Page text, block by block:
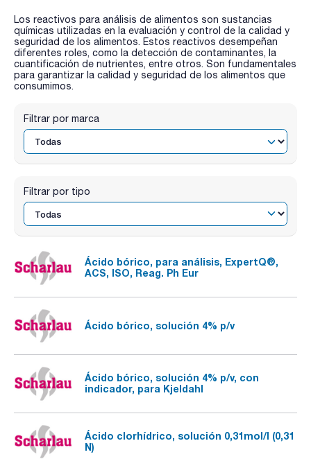
Los reactivos para análisis de alimentos son sustancias
químicas utilizadas en la evaluación y control de la calidad y
seguridad de los alimentos. Estos reactivos desempeñan
diferentes roles, como la detección de contaminantes, la
cuantificación de nutrientes, entre otros. Son fundamentales
para garantizar la calidad y seguridad de los alimentos que
consumimos.
Filtrar por marca
Filtrar por tipo
Ácido bórico, para análisis, ExpertQ®,
ACS, ISO, Reag. Ph Eur
Ácido bórico, solución 4% p/v
Ácido bórico, solución 4% p/v, con
indicador, para Kjeldahl
Ácido clorhídrico, solución 0,31mol/l (0,31
N)